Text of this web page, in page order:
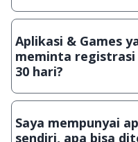
Ya, JalanTikus selalu
suatu aplikasi atau games,
terbebas dari virus.
Aplikasi & Games
meminta
30 hari?
Meskipun dibagikan
hanya bisa digunakan
Saya mempunyai
sendiri, apa bisa